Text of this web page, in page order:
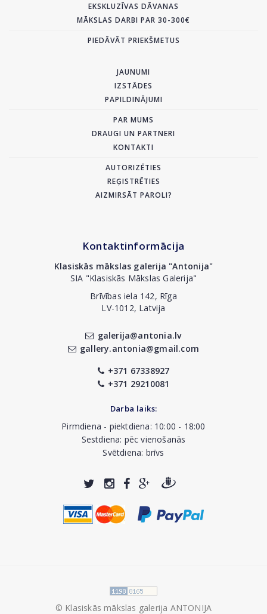
EKSKLUZĪVAS DĀVANAS
MĀKSLAS DARBI PAR 30-300€
PIEDĀVĀT PRIEKŠMETUS
JAUNUMI
IZSTĀDES
PAPILDINĀJUMI
PAR MUMS
DRAUGI UN PARTNERI
KONTAKTI
AUTORIZĒTIES
REĢISTRĒTIES
AIZMIRSĀT PAROLI?
Kontaktinformācija
Klasiskās mākslas galerija "Antonija"
SIA "Klasiskās Mākslas Galerija"
Brīvības iela 142, Rīga
LV-1012, Latvija
galerija@antonia.lv
gallery.antonia@gmail.com
+371 67338927
+371 29210081
Darba laiks:
Pirmdiena - piektdiena: 10:00 - 18:00
Sestdiena: pēc vienošanās
Svētdiena: brīvs
© Klasiskās mākslas galerija ANTONIJA